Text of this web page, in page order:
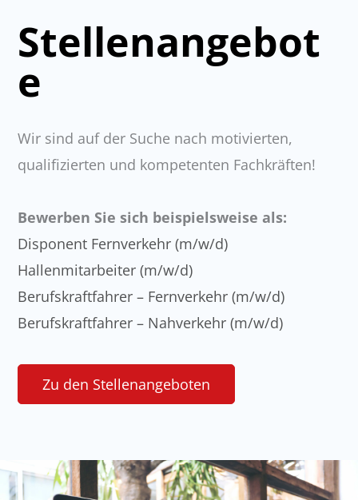
Stellenangebot
e
Wir sind auf der Suche nach motivierten,
qualifizierten und kompetenten Fachkräften!
Bewerben Sie sich beispielsweise als:
Disponent Fernverkehr (m/w/d)
Hallenmitarbeiter (m/w/d)
Berufskraftfahrer – Fernverkehr (m/w/d)
Berufskraftfahrer – Nahverkehr (m/w/d)
Zu den Stellenangeboten